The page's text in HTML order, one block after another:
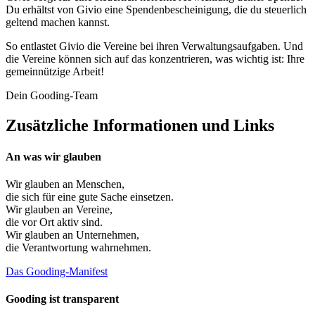
Du erhältst von Givio eine Spendenbescheinigung, die du steuerlich
geltend machen kannst.
So entlastet Givio die Vereine bei ihren Verwaltungsaufgaben. Und
die Vereine können sich auf das konzentrieren, was wichtig ist: Ihre
gemeinnützige Arbeit!
Dein Gooding-Team
Zusätzliche Informationen und Links
An was wir glauben
Wir glauben an Menschen,
die sich für eine gute Sache einsetzen.
Wir glauben an Vereine,
die vor Ort aktiv sind.
Wir glauben an Unternehmen,
die Verantwortung wahrnehmen.
Das Gooding-Manifest
Gooding ist transparent